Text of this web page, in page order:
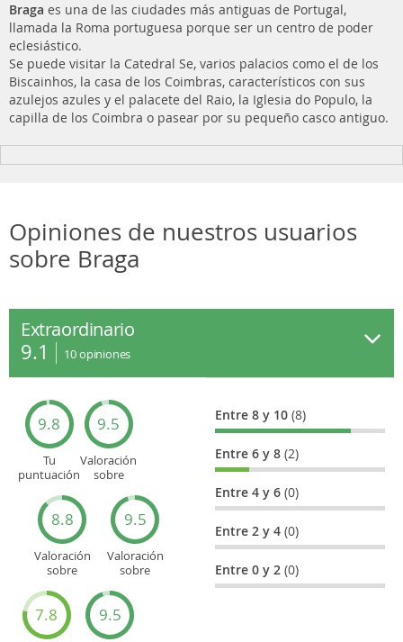
Braga es una de las ciudades más antiguas de Portugal,
llamada la Roma portuguesa porque ser un centro de poder
eclesiástico.
Se puede visitar la Catedral Se, varios palacios como el de los
Biscainhos, la casa de los Coimbras, característicos con sus
azulejos azules y el palacete del Raio, la Iglesia do Populo, la
capilla de los Coimbra o pasear por su pequeño casco antiguo.
Opiniones de nuestros usuarios
sobre Braga
Extraordinario
9.1 10opiniones
9.8
Tu
puntuación
9.5
Valoración
sobre
8.8
Valoración
sobre
9.5
Valoración
sobre
turísticos
7.8 9.5
Entre 8 y 10(8)
Entre 6 y 8(2)
Entre 4 y 6(0)
Entre 2 y 4(0)
Entre 0 y 2(0)